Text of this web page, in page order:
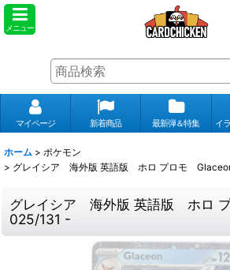
メニュー
マイページ 新着商品 最新弾＆特集 イ
ホーム > ポケモン
> グレイシア 海外版 英語版 ホロ プロモ
グレイシア 海外版 英語版 ホロ
025/131 -